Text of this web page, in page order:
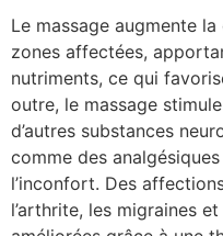
Le massage augmente
zones affectées,
nutriments, ce qui
outre, le massage
d’autres substances
comme des
l’inconfort. Des
l’arthrite, les migraines